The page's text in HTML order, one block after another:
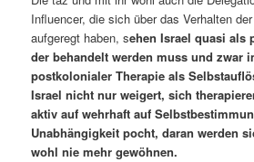
Influencer, die sich über das Verhalten
aufgeregt haben, sehen Israel quasi als
der behandelt werden muss und zwar
postkolonialer Therapie als
Israel nicht nur weigert, sich
aktiv auf wehrhaft auf
Unabhängigkeit pocht, daran werden
wohl nie mehr gewöhnen.